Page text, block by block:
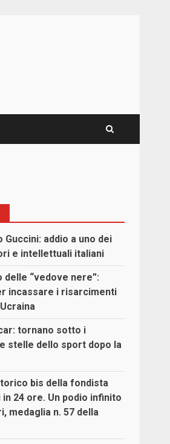
addio a uno dei
e intellettuali italiani
delle “vedove nere”:
incassare i risarcimenti
tornano sotto i
stelle dello sport dopo la
bis della fondista
24 ore. Un podio infinito
medaglia n. 57 della